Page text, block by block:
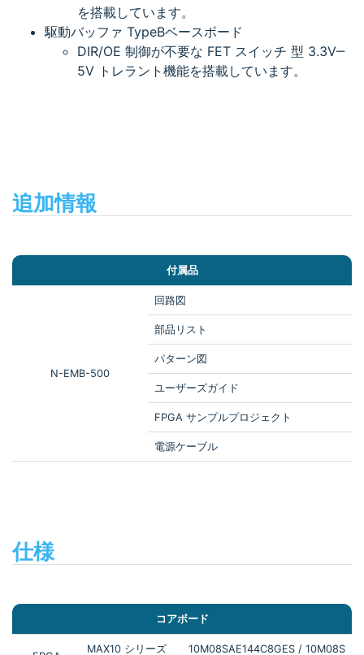
を搭載しています。
駆動バッファ TypeBベースボード
DIR/OE 制御が不要な FET スイッチ 型 3.3V‒
5V トレラント機能を搭載しています。
追加情報
付属品
N-EMB-500
回路図
部品リスト
パターン図
ユーザーズガイド
FPGA サンプルプロジェクト
電源ケーブル
仕様
コアボード
MAX10 シリーズ 10M08SAE144C8GES / 10M08S